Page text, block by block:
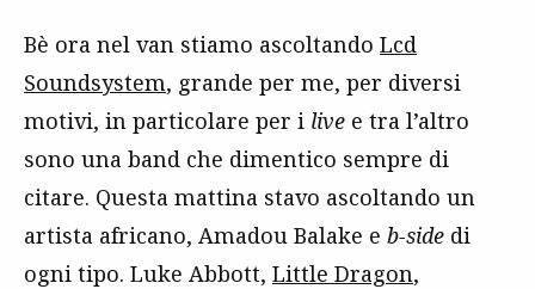
Bè ora nel van stiamo ascoltando Lcd
Soundsystem, grande per me, per diversi
motivi, in particolare per i live e tra l’altro
sono una band che dimentico sempre di
citare. Questa mattina stavo ascoltando un
artista africano, Amadou Balake e b-side di
ogni tipo. Luke Abbott, Little Dragon,